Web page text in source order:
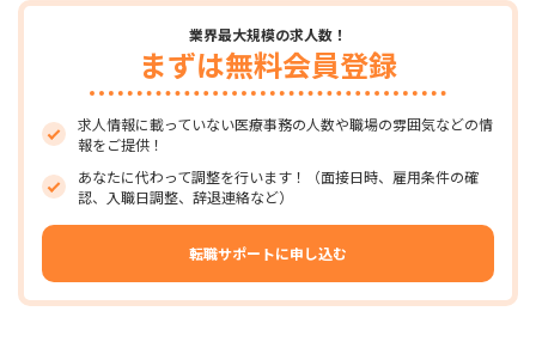
業界最大規模の求人数！
まずは無料会員登録
求人情報に載っていない医療事務の人数や職場の雰囲気などの情
報をご提供！
あなたに代わって調整を行います！（面接日時、雇用条件の確
認、入職日調整、辞退連絡など）
転職サポートに申し込む